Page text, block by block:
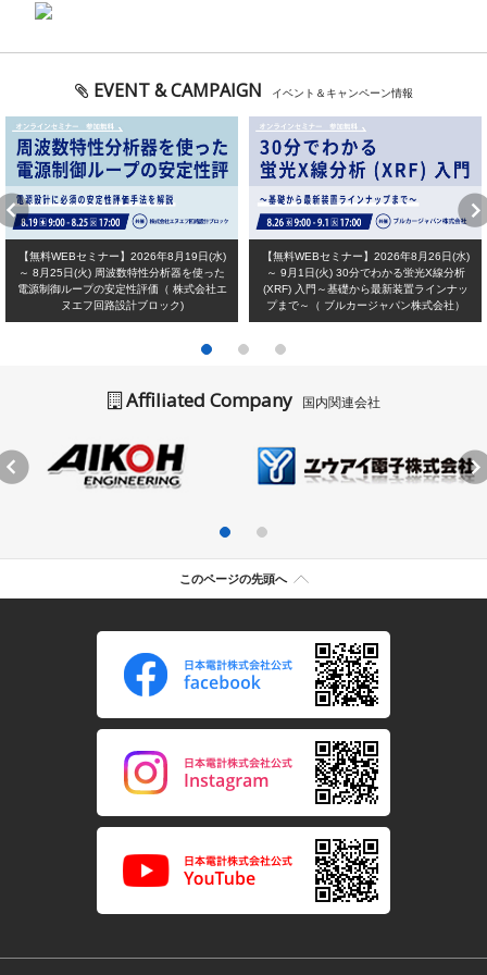
EVENT & CAMPAIGN イベント＆キャンペーン情報
【無料WEBセミナー】2026年8月19日(水)
～ 8月25日(火) 周波数特性分析器を使った
電源制御ループの安定性評価（ 株式会社エ
ヌエフ回路設計ブロック)
【無料WEBセミナー】2026年8月26日(水)
～ 9月1日(火) 30分でわかる蛍光X線分析
(XRF) 入門～基礎から最新装置ラインナッ
プまで～（ ブルカージャパン株式会社）
Affiliated Company 国内関連会社
このページの先頭へ